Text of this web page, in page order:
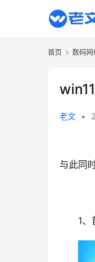
首页 数码网
老文 •
“
与此同
1、